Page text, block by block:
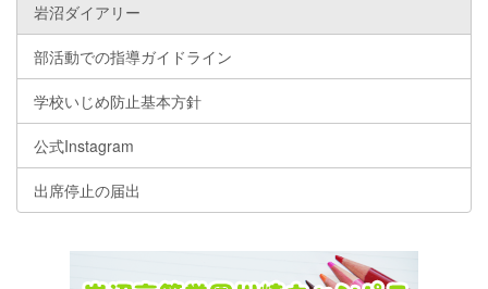
岩沼ダイアリー
部活動での指導ガイドライン
学校いじめ防止基本方針
公式Instagram
出席停止の届出